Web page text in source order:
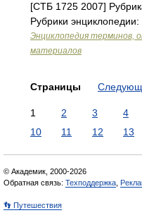
[СТБ 1725 2007]
Рубрики
Энциклопедия терминов,
материалов
Страницы
1 2 3 4
10
11 12 13
© Академик, 2000-2026
Обратная связь: Техподдержка
👣 Путешествия